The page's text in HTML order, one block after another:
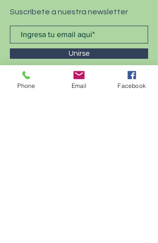
Suscríbete a nuestra newsletter
Unirse
Phone Email Facebook